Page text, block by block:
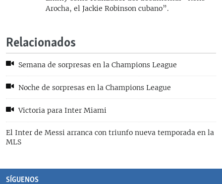
Arocha, el Jackie Robinson cubano”.
Relacionados
Semana de sorpresas en la Champions League
Noche de sorpresas en la Champions League
Victoria para Inter Miami
El Inter de Messi arranca con triunfo nueva temporada en la
MLS
SÍGUENOS